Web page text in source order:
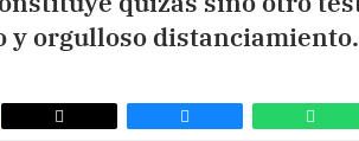
y orgulloso distanciamiento.